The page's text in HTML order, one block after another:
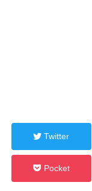
Twitter
Pocket